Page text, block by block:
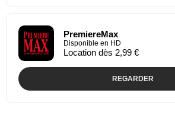
PremiereMax
Disponible en HD
Location dès 2,99 €
REGARDER